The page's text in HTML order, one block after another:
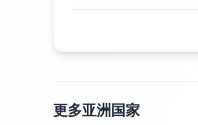
更多亚洲国家